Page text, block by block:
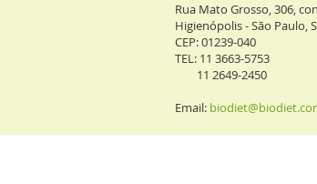
Rua Mato Grosso, 306,
Higienópolis - São Paulo,
CEP: 01239-040
TEL: 11 3663-5753
11 2649-2450
Email: